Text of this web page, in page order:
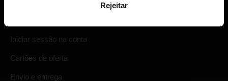
Rejeitar
Iniciar sessão na conta
Cartões de oferta
Envio e entrega